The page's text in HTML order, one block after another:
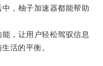
，柚子加速器都能帮助
，让用户轻松驾驭信息
活的平衡。